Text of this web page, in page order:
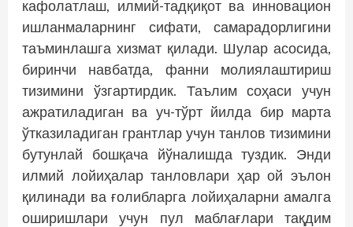
кафолатлаш, илмий-тадқиқот ва инновацион
ишланмаларнинг сифати, самарадорлигини
таъминлашга хизмат қилади. Шулар асосида,
биринчи навбатда, фанни молиялаштириш
тизимини ўзгартирдик. Таълим соҳаси учун
ажратиладиган ва уч-тўрт йилда бир марта
ўтказиладиган грантлар учун танлов тизимини
бутунлай бошқача йўналишда туздик. Энди
илмий лойиҳалар танловлари ҳар ой эълон
қилинади ва ғолибларга лойиҳаларни амалга
оширишлари учун пул маблағлари тақдим